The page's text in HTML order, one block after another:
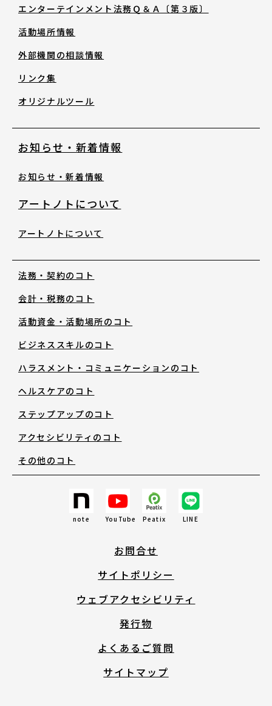
エンターテインメント法務Ｑ＆Ａ〔第３版〕
活動場所情報
外部機関の相談情報
リンク集
オリジナルツール
お知らせ・新着情報
お知らせ・新着情報
アートノトについて
アートノトについて
法務・契約のコト
会計・税務のコト
活動資金・活動場所のコト
ビジネススキルのコト
ハラスメント・コミュニケーションのコト
ヘルスケアのコト
ステップアップのコト
アクセシビリティのコト
その他のコト
note YouTube Peatix LINE
お問合せ
サイトポリシー
ウェブアクセシビリティ
発行物
よくあるご質問
サイトマップ